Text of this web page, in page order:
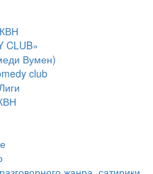
CLUB»
Вумен)
club